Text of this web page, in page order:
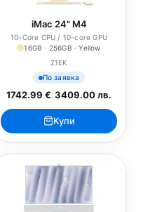
iMac 24" M4
10-Core CPU / 10-core GPU
16GB · 256GB · Yellow
Z1EK
По заявка
1742.99 €/3409.00 лв.
Купи